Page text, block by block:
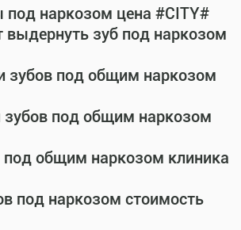
под наркозом цена #CITY#
выдернуть зуб под наркозом
зубов под общим наркозом
зубов под общим наркозом
под общим наркозом клиника
под наркозом стоимость